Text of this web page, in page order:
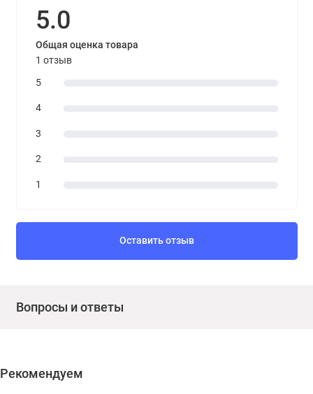
5.0
Общая оценка товара
1 отзыв
5
4
3
2
1
Оставить отзыв
Вопросы и ответы
Рекомендуем